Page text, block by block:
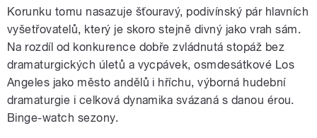
Korunku tomu nasazuje šťouravý, podivínský pár hlavních
vyšetřovatelů, který je skoro stejně divný jako vrah sám.
Na rozdíl od konkurence dobře zvládnutá stopáž bez
dramaturgických úletů a vycpávek, osmdesátkové Los
Angeles jako město andělů i hříchu, výborná hudební
dramaturgie i celková dynamika svázaná s danou érou.
Binge-watch sezony.